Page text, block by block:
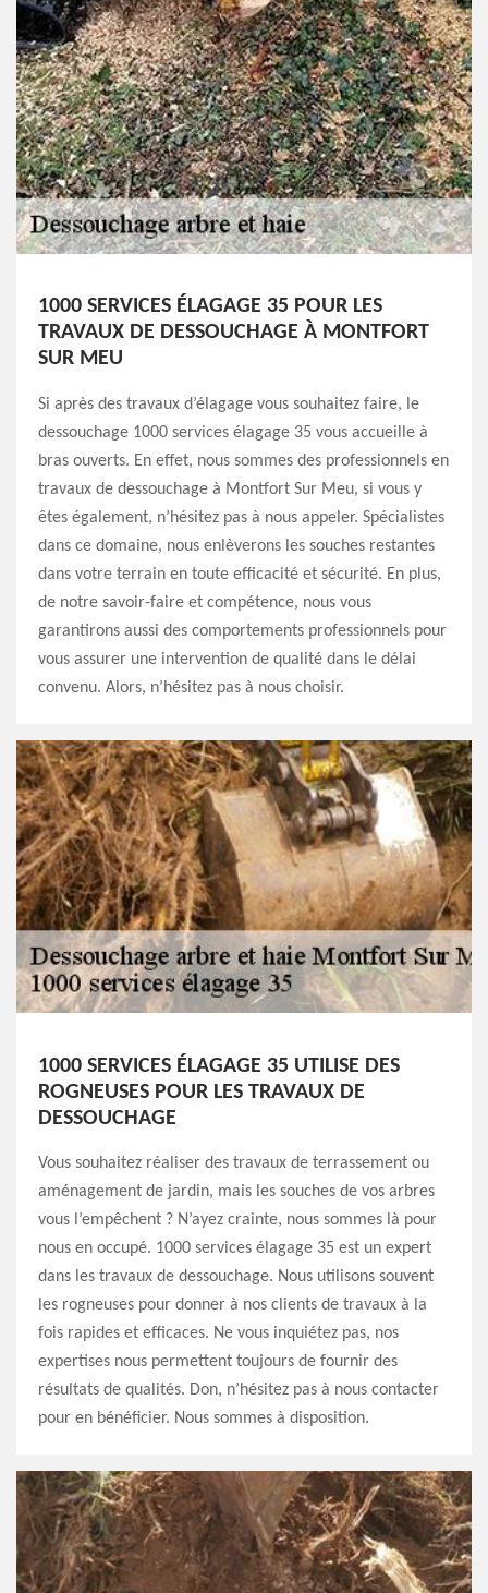
1000 SERVICES ÉLAGAGE 35 POUR LES
TRAVAUX DE DESSOUCHAGE À MONTFORT
SUR MEU
Si après des travaux d’élagage vous souhaitez faire, le
dessouchage 1000 services élagage 35 vous accueille à
bras ouverts. En effet, nous sommes des professionnels en
travaux de dessouchage à Montfort Sur Meu, si vous y
êtes également, n’hésitez pas à nous appeler. Spécialistes
dans ce domaine, nous enlèverons les souches restantes
dans votre terrain en toute efficacité et sécurité. En plus,
de notre savoir-faire et compétence, nous vous
garantirons aussi des comportements professionnels pour
vous assurer une intervention de qualité dans le délai
convenu. Alors, n’hésitez pas à nous choisir.
1000 SERVICES ÉLAGAGE 35 UTILISE DES
ROGNEUSES POUR LES TRAVAUX DE
DESSOUCHAGE
Vous souhaitez réaliser des travaux de terrassement ou
aménagement de jardin, mais les souches de vos arbres
vous l’empêchent ? N’ayez crainte, nous sommes là pour
nous en occupé. 1000 services élagage 35 est un expert
dans les travaux de dessouchage. Nous utilisons souvent
les rogneuses pour donner à nos clients de travaux à la
fois rapides et efficaces. Ne vous inquiétez pas, nos
expertises nous permettent toujours de fournir des
résultats de qualités. Don, n’hésitez pas à nous contacter
pour en bénéficier. Nous sommes à disposition.